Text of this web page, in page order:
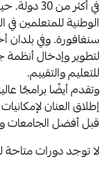
في أكثر
الوطنية للمتعلمين
سنغافورة. وفي
لتطوير وإدخال
للتعليم والتقييم.
وتقدم أيضًا برامجًا
إطلاق العنان
قبل أفضل الجامعات
لا توجد دورات متاحة